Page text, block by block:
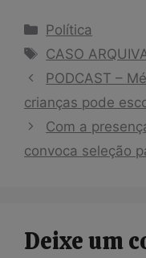
Categorias
Política
Tags
CASO
PODCAST –
crianças pode
Com a
convoca seleção
Deixe um